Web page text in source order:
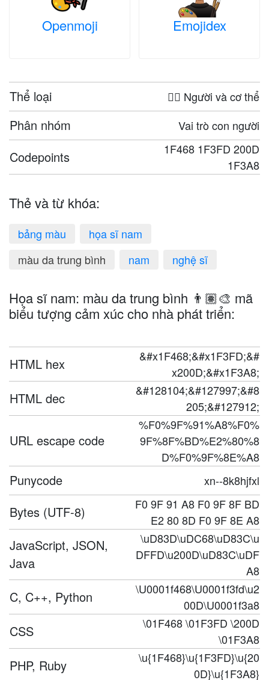
Openmoji Emojidex
Thể loại 🤦‍♀️ Người và cơ thể
Phân nhóm Vai trò con người
Codepoints
1F468 1F3FD 200D
1F3A8
Thẻ và từ khóa:
bảng màu
họa sĩ nam
màu da trung bình
nam nghệ sĩ
Họa sĩ nam: màu da trung bình 👨🏽‍🎨 mã
biểu tượng cảm xúc cho nhà phát triển:
HTML hex
&#x1F468;&#x1F3FD;&#
x200D;&#x1F3A8;
HTML dec
&#128104;&#127997;&#8
205;&#127912;
URL escape code
%F0%9F%91%A8%F0%
9F%8F%BD%E2%80%8
D%F0%9F%8E%A8
Punycode xn--8k8hjfxl
Bytes (UTF-8)
F0 9F 91 A8 F0 9F 8F BD
E2 80 8D F0 9F 8E A8
JavaScript, JSON,
Java
\uD83D\uDC68\uD83C\u
DFFD\u200D\uD83C\uDF
A8
C, C++, Python
\U0001f468\U0001f3fd\u2
00D\U0001f3a8
CSS
\01F468 \01F3FD \200D
\01F3A8
PHP, Ruby
\u{1F468}\u{1F3FD}\u{20
0D}\u{1F3A8}